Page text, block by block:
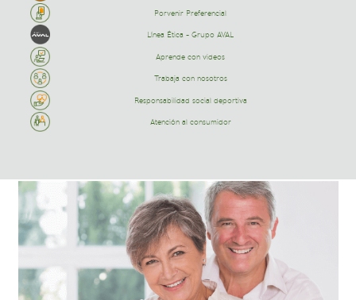
Porvenir Preferencial
Línea Ética - Grupo AVAL
Aprende con videos
Trabaja con nosotros
Responsabilidad social deportiva
Atención al consumidor